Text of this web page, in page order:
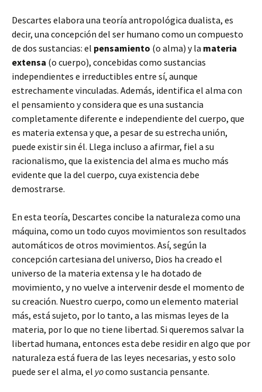
Descartes elabora una teoría antropológica dualista, es
decir, una concepción del ser humano como un compuesto
de dos sustancias: el pensamiento (o alma) y la materia
extensa (o cuerpo), concebidas como sustancias
independientes e irreductibles entre sí, aunque
estrechamente vinculadas. Además, identifica el alma con
el pensamiento y considera que es una sustancia
completamente diferente e independiente del cuerpo, que
es materia extensa y que, a pesar de su estrecha unión,
puede existir sin él. Llega incluso a afirmar, fiel a su
racionalismo, que la existencia del alma es mucho más
evidente que la del cuerpo, cuya existencia debe
demostrarse.
En esta teoría, Descartes concibe la naturaleza como una
máquina, como un todo cuyos movimientos son resultados
automáticos de otros movimientos. Así, según la
concepción cartesiana del universo, Dios ha creado el
universo de la materia extensa y le ha dotado de
movimiento, y no vuelve a intervenir desde el momento de
su creación. Nuestro cuerpo, como un elemento material
más, está sujeto, por lo tanto, a las mismas leyes de la
materia, por lo que no tiene libertad. Si queremos salvar la
libertad humana, entonces esta debe residir en algo que por
naturaleza está fuera de las leyes necesarias, y esto solo
puede ser el alma, el yocomo sustancia pensante.